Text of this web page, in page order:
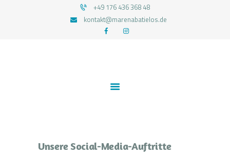
+49 176 436 368 48
kontakt@marenabatielos.de
MAREN ABATIELOS - RTT HYPNOSE
IMPRESSUM
Unsere Social-Media-Auftritte